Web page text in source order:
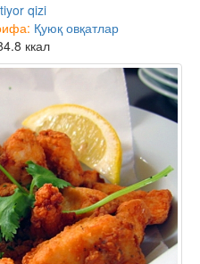
qizi
Қуюқ овқатлар
ккал